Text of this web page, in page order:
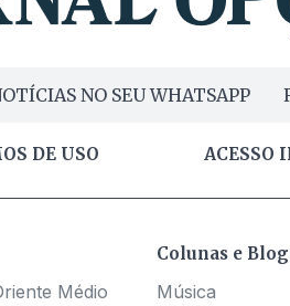
NO SEU WHATSAPP
DE USO ACESSO
Médio
Colunas e
Música